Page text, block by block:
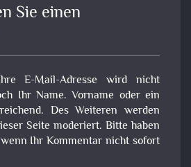
Sie einen
E-Mail-Adresse wird nicht
Ihr Name. Vorname oder ein
Des Weiteren werden
Seite moderiert. Bitte haben
Ihr Kommentar nicht sofort